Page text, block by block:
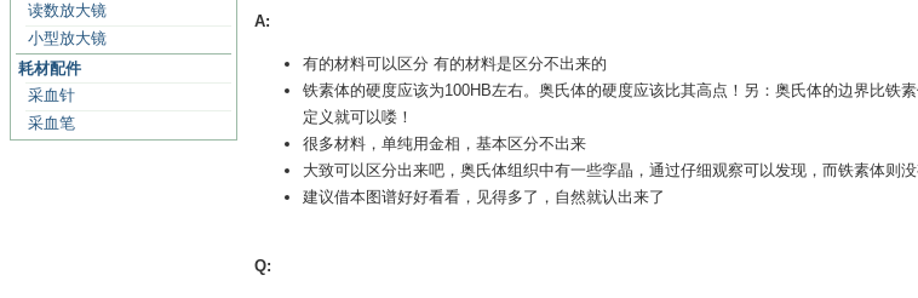
读数放大镜
小型放大镜
耗材配件
采血针
采血笔
A:
有的材料可以区分 有的材料是区分不出来的
铁素体的硬度应该为100HB左右。奥氏体的硬度应该比其高点！另：奥氏体的边界比铁
定义就可以喽！
很多材料，单纯用金相，基本区分不出来
大致可以区分出来吧，奥氏体组织中有一些孪晶，通过仔细观察可以发现，而铁素体则
建议借本图谱好好看看，见得多了，自然就认出来了
Q: